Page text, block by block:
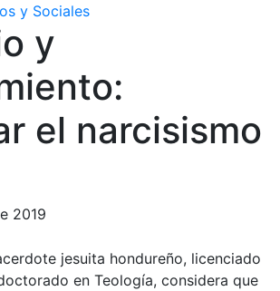
y Sociales
y
el narcisismo
2019
jesuita hondureño, licenciado
en Teología, considera que